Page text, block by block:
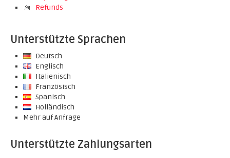
Refunds
Unterstützte Sprachen
Deutsch
Englisch
Italienisch
Französisch
Spanisch
Holländisch
Mehr auf Anfrage
Unterstützte Zahlungsarten